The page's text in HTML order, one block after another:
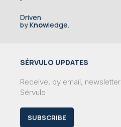
Driven
by Knowledge.
SÉRVULO UPDATES
Receive, by email,
Sérvulo
SUBSCRIBE